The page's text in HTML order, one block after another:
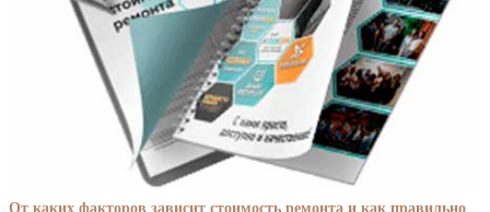
От каких факторов зависит стоимость ремонта и как правильно